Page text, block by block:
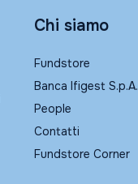
Chi siamo
Fundstore
Banca Ifigest S.p.A.
People
Contatti
Fundstore Corner